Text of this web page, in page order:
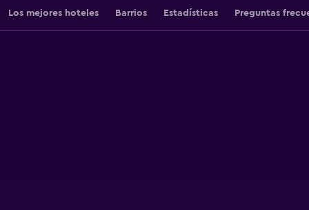
Los mejores hoteles Barrios Estadísticas Preguntas